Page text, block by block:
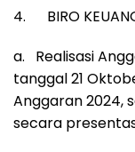
4. BIRO
a. Realisasi
tanggal 21
Anggaran 2024,
secara